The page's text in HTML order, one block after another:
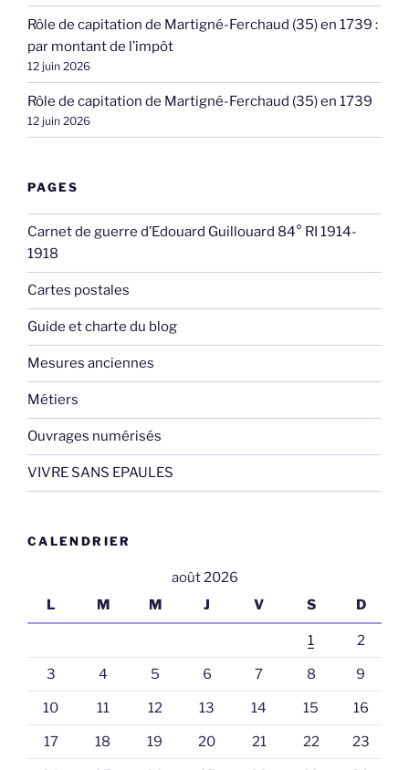
Rôle de capitation de Martigné-Ferchaud (35) en 1739 :
par montant de l’impôt
12 juin 2026
Rôle de capitation de Martigné-Ferchaud (35) en 1739
12 juin 2026
PAGES
Carnet de guerre d’Edouard Guillouard 84° RI 1914-
1918
Cartes postales
Guide et charte du blog
Mesures anciennes
Métiers
Ouvrages numérisés
VIVRE SANS EPAULES
CALENDRIER
août 2026
L
M M J V S D
1 2
3 4 5 6 7 8 9
10 11 12 13 14 15 16
17 18 19 20 21 22 23